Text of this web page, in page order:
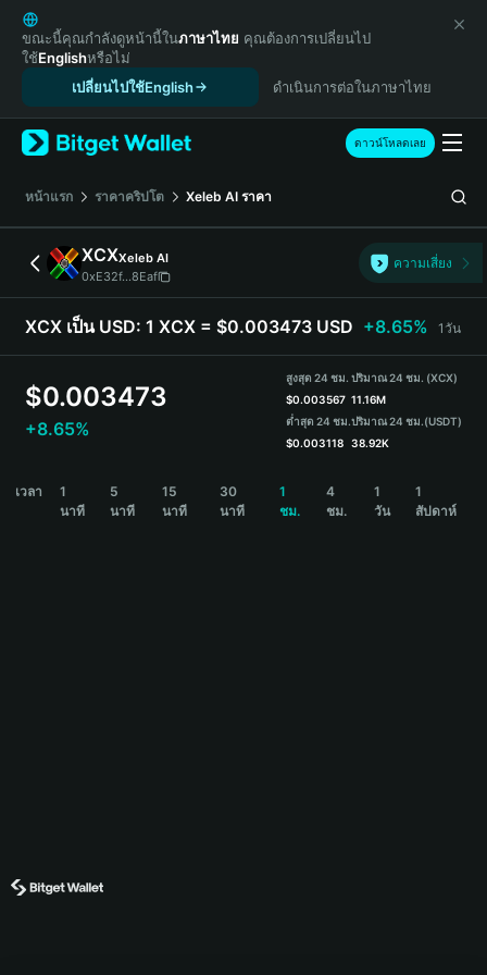
English
日本語
Tiếng Việt
Español (Latinoamérica)
Türkçe
Français
Deutsch
简体中文
繁體中文
Português (Portugal)
Bahasa Indonesia
ภาษาไทย
Español
Español (Argentina)
ขณะนี้คุณกำลังดูหน้านี้ในภาษาไทย คุณต้องการเปลี่ยนไป
ใช้Englishหรือไม่
เปลี่ยนไปใช้English
ดำเนินการต่อในภาษาไทย
ดาวน์โหลดเลย
หน้าแรก ราคาคริปโต Xeleb AI ราคา
XCXXeleb AI
0xE32f...8Eaf
ความเสี่ยง
XCX เป็น USD: 1 XCX = $0.003473 USD +8.65% 1วัน
$0.003473
+8.65%
สูงสุด 24 ชม.
$0.003567
ต่ำสุด 24 ชม.
$0.003118
ปริมาณ 24 ชม. (XCX)
11.16M
ปริมาณ 24 ชม.(USDT)
38.92K
เวลา
1
นาที
5
นาที
15
นาที
30
นาที
1
ชม.
4
ชม.
1
วัน
1
สัปดาห์